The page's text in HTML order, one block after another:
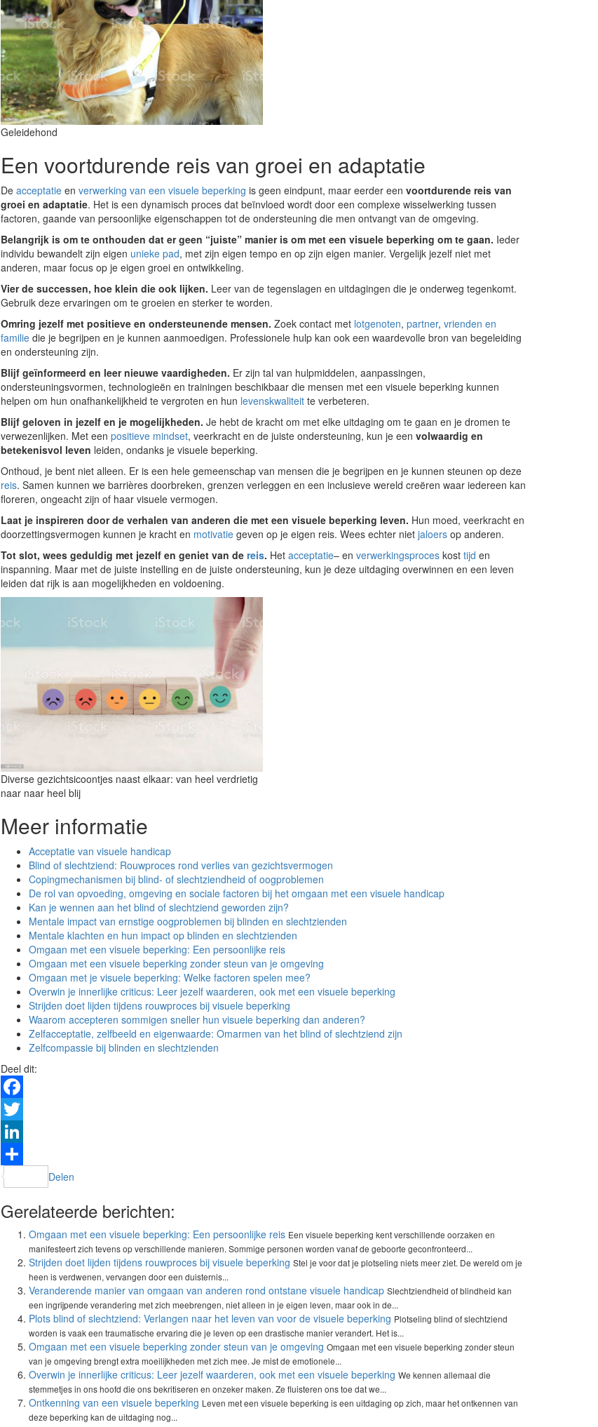
Geleidehond
Een voortdurende reis van groei en adaptatie
De acceptatie en verwerking van een visuele beperking is geen eindpunt, maar eerder een voortdurende reis van
groei en adaptatie. Het is een dynamisch proces dat beïnvloed wordt door een complexe wisselwerking tussen
factoren, gaande van persoonlijke eigenschappen tot de ondersteuning die men ontvangt van de omgeving.
Belangrijk is om te onthouden dat er geen “juiste” manier is om met een visuele beperking om te gaan. Ieder
individu bewandelt zijn eigen unieke pad, met zijn eigen tempo en op zijn eigen manier. Vergelijk jezelf niet met
anderen, maar focus op je eigen groei en ontwikkeling.
Vier de successen, hoe klein die ook lijken. Leer van de tegenslagen en uitdagingen die je onderweg tegenkomt.
Gebruik deze ervaringen om te groeien en sterker te worden.
Omring jezelf met positieve en ondersteunende mensen. Zoek contact met lotgenoten, partner, vrienden en
familie die je begrijpen en je kunnen aanmoedigen. Professionele hulp kan ook een waardevolle bron van begeleiding
en ondersteuning zijn.
Blijf geïnformeerd en leer nieuwe vaardigheden. Er zijn tal van hulpmiddelen, aanpassingen,
ondersteuningsvormen, technologieën en trainingen beschikbaar die mensen met een visuele beperking kunnen
helpen om hun onafhankelijkheid te vergroten en hun levenskwaliteit te verbeteren.
Blijf geloven in jezelf en je mogelijkheden. Je hebt de kracht om met elke uitdaging om te gaan en je dromen te
verwezenlijken. Met een positieve mindset, veerkracht en de juiste ondersteuning, kun je een volwaardig en
betekenisvol leven leiden, ondanks je visuele beperking.
Onthoud, je bent niet alleen. Er is een hele gemeenschap van mensen die je begrijpen en je kunnen steunen op deze
reis. Samen kunnen we barrières doorbreken, grenzen verleggen en een inclusieve wereld creëren waar iedereen kan
floreren, ongeacht zijn of haar visuele vermogen.
Laat je inspireren door de verhalen van anderen die met een visuele beperking leven. Hun moed, veerkracht en
doorzettingsvermogen kunnen je kracht en motivatie geven op je eigen reis. Wees echter niet jaloers op anderen.
Tot slot, wees geduldig met jezelf en geniet van de reis. Het acceptatie– en verwerkingsproces kost tijd en
inspanning. Maar met de juiste instelling en de juiste ondersteuning, kun je deze uitdaging overwinnen en een leven
leiden dat rijk is aan mogelijkheden en voldoening.
Diverse gezichtsicoontjes naast elkaar: van heel verdrietig
naar naar heel blij
Meer informatie
Acceptatie van visuele handicap
Blind of slechtziend: Rouwproces rond verlies van gezichtsvermogen
Copingmechanismen bij blind- of slechtziendheid of oogproblemen
De rol van opvoeding, omgeving en sociale factoren bij het omgaan met een visuele handicap
Kan je wennen aan het blind of slechtziend geworden zijn?
Mentale impact van ernstige oogproblemen bij blinden en slechtzienden
Mentale klachten en hun impact op blinden en slechtzienden
Omgaan met een visuele beperking: Een persoonlijke reis
Omgaan met een visuele beperking zonder steun van je omgeving
Omgaan met je visuele beperking: Welke factoren spelen mee?
Overwin je innerlijke criticus: Leer jezelf waarderen, ook met een visuele beperking
Strijden doet lijden tijdens rouwproces bij visuele beperking
Waarom accepteren sommigen sneller hun visuele beperking dan anderen?
Zelfacceptatie, zelfbeeld en eigenwaarde: Omarmen van het blind of slechtziend zijn
Zelfcompassie bij blinden en slechtzienden
Deel dit:
Facebook
Twitter
LinkedIn
Delen
Gerelateerde berichten:
Omgaan met een visuele beperking: Een persoonlijke reis Een visuele beperking kent verschillende oorzaken en
manifesteert zich tevens op verschillende manieren. Sommige personen worden vanaf de geboorte geconfronteerd...
Strijden doet lijden tijdens rouwproces bij visuele beperking Stel je voor dat je plotseling niets meer ziet. De wereld om je
heen is verdwenen, vervangen door een duisternis...
Veranderende manier van omgaan van anderen rond ontstane visuele handicap Slechtziendheid of blindheid kan
een ingrijpende verandering met zich meebrengen, niet alleen in je eigen leven, maar ook in de...
Plots blind of slechtziend: Verlangen naar het leven van voor de visuele beperking Plotseling blind of slechtziend
worden is vaak een traumatische ervaring die je leven op een drastische manier verandert. Het is...
Omgaan met een visuele beperking zonder steun van je omgeving Omgaan met een visuele beperking zonder steun
van je omgeving brengt extra moeilijkheden met zich mee. Je mist de emotionele...
Overwin je innerlijke criticus: Leer jezelf waarderen, ook met een visuele beperking We kennen allemaal die
stemmetjes in ons hoofd die ons bekritiseren en onzeker maken. Ze fluisteren ons toe dat we...
Ontkenning van een visuele beperking Leven met een visuele beperking is een uitdaging op zich, maar het ontkennen van
deze beperking kan de uitdaging nog...